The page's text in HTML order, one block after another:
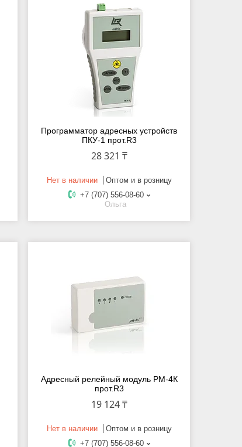
Программатор адресных устройств
ПКУ-1 прот.R3
28 321 ₸
Нет в наличии
Оптом и в розницу
+7 (707) 556-08-60
Ольга
Адресный релейный модуль РМ-4К
прот.R3
19 124 ₸
Нет в наличии
Оптом и в розницу
+7 (707) 556-08-60